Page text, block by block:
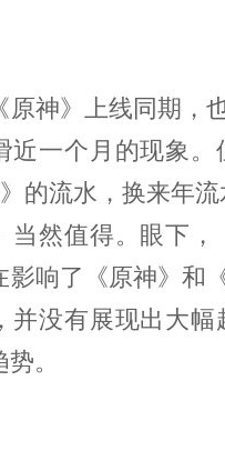
原神》上线同期，
近一个月的现象。
》的流水，换来年
当然值得。眼下
影响了《原神》和
并没有展现出大幅
。